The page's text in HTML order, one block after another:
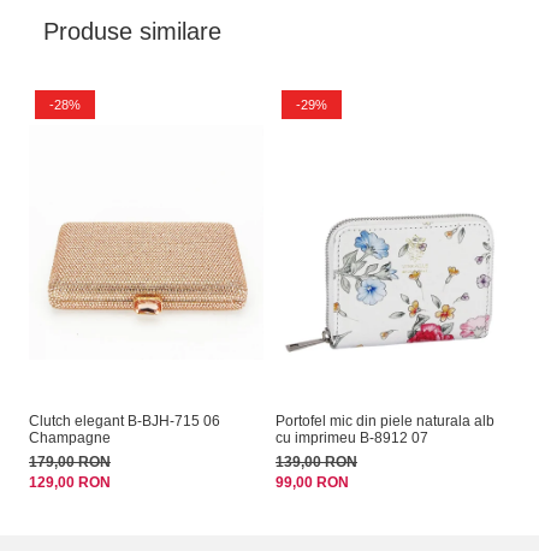
Produse similare
-28%
Clutch elegant B-BJH-715 06
Champagne
179,00 RON
129,00 RON
-29%
Portofel mic din piele naturala alb
cu imprimeu B-8912 07
139,00 RON
99,00 RON